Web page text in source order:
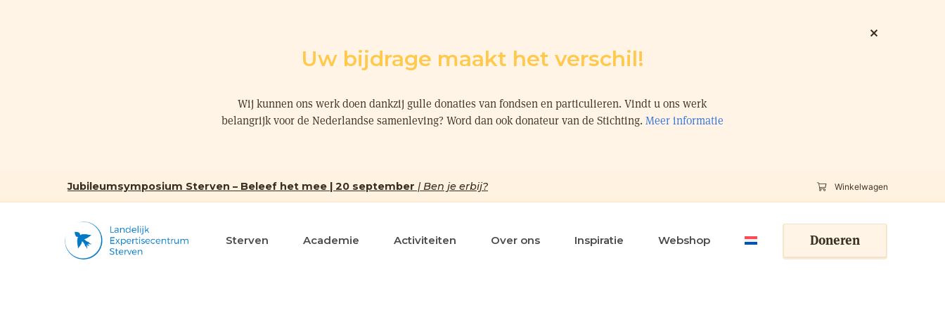
Uw bijdrage maakt het verschil!
Wij kunnen ons werk doen dankzij gulle donaties van fondsen en particulieren. Vindt u ons werk
belangrijk voor de Nederlandse samenleving? Word dan ook donateur van de Stichting. Meer informatie
Jubileumsymposium Sterven – Beleef het mee | 20 september | Ben je erbij? Winkelwagen
Sterven Academie Activiteiten Over ons Inspiratie Webshop Doneren